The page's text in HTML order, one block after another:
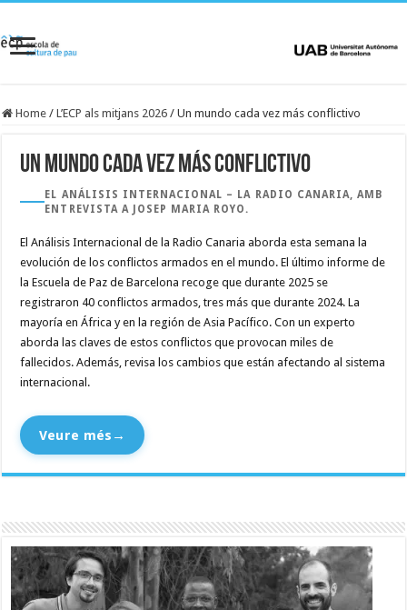
Home / L’ECP als mitjans 2026 / Un mundo cada vez más conflictivo
Un mundo cada vez más conflictivo
EL ANÁLISIS INTERNACIONAL – LA RADIO CANARIA, AMB
ENTREVISTA A JOSEP MARIA ROYO.
El Análisis Internacional de la Radio Canaria aborda esta semana la
evolución de los conflictos armados en el mundo. El último informe de
la Escuela de Paz de Barcelona recoge que durante 2025 se
registraron 40 conflictos armados, tres más que durante 2024. La
mayoría en África y en la región de Asia Pacífico. Con un experto
aborda las claves de estos conflictos que provocan miles de
fallecidos. Además, revisa los cambios que están afectando al sistema
internacional.
Veure més →